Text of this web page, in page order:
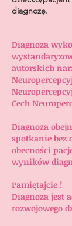
diagnozę.
Diagnoza
autorskich
Cech
Diagnoza
spotkanie bez
obecności
wyników
Pamiętajcie !
Diagnoza jest
rozwojowego